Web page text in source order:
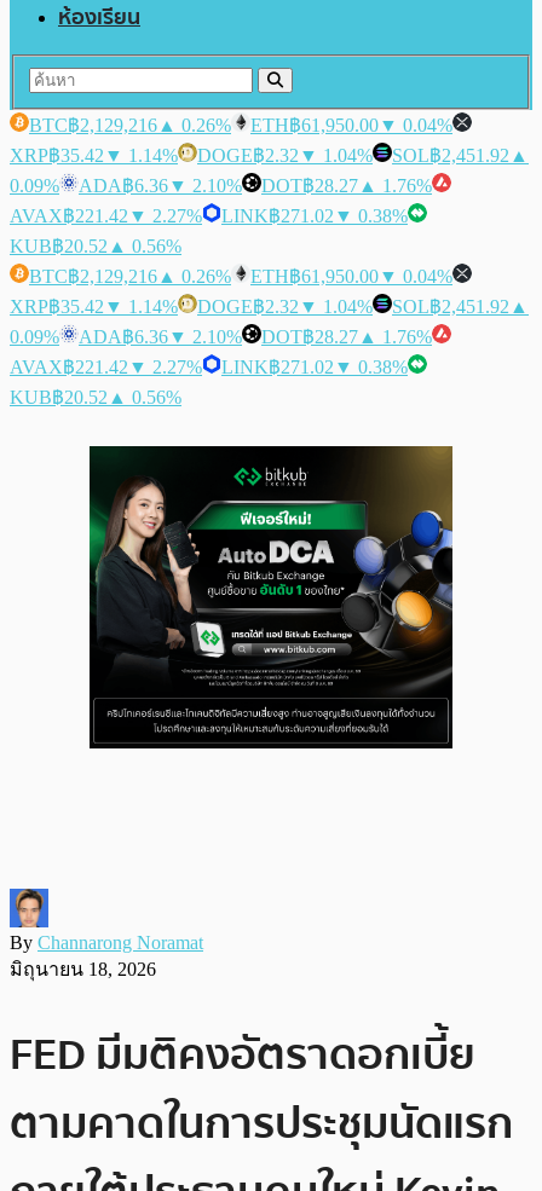
ห้องเรียน
BTC฿2,129,216 ▲ 0.26% ETH฿61,950.00▼ 0.04%
XRP฿35.42 ▼ 1.14% DOGE฿2.32 ▼ 1.04% SOL฿2,451.92 ▲
0.09%
ADA฿6.36▼ 2.10% DOT฿28.27 ▲ 1.76%
AVAX฿221.42 ▼ 2.27% LINK฿271.02 ▼ 0.38%
KUB฿20.52 ▲ 0.56%
BTC฿2,129,216 ▲ 0.26% ETH฿61,950.00▼ 0.04%
XRP฿35.42 ▼ 1.14% DOGE฿2.32 ▼ 1.04% SOL฿2,451.92 ▲
0.09%
ADA฿6.36▼ 2.10% DOT฿28.27 ▲ 1.76%
AVAX฿221.42 ▼ 2.27% LINK฿271.02 ▼ 0.38%
KUB฿20.52 ▲ 0.56%
By Channarong Noramat
มิถุนายน 18, 2026
FED มีมติคงอัตราดอกเบี้ย
ตามคาดในการประชุมนัดแรก